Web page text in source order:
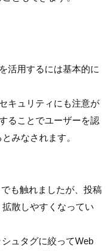
活用するには基本的に
キュリティにも注意が
ることでユーザーを認
みなされます。
も触れましたが、投稿
散しやすくなってい
ュタグに絞ってWeb